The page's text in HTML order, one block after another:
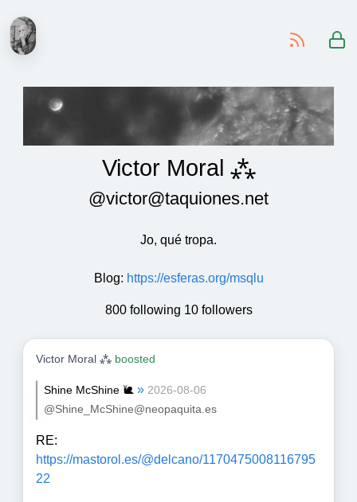
Victor Moral ⁂
@victor@taquiones.net
Jo, qué tropa.
Blog: https://esferas.org/msqlu
800 following 10 followers
Victor Moral ⁂boosted
Shine McShine 🐌 » 2026-08-06
@Shine_McShine@neopaquita.es
RE:
https://mastorol.es/@delcano/1170475008116795
22